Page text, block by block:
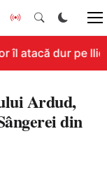
îl atacă dur pe
Ardud,
din